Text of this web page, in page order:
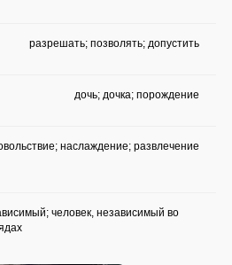
разрешать; позволять; допустить
дочь; дочка; порождение
наслаждение; развлечение
человек, независимый во